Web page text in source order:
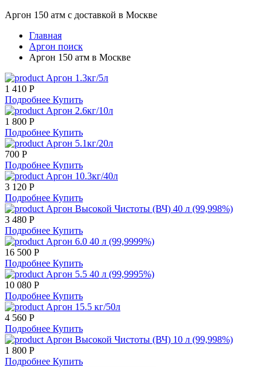
Аргон 150 атм с доставкой в Москве
Главная
Аргон поиск
Аргон 150 атм в Москве
Аргон 1.3кг/5л
1 410 Р
Подробнее Купить
Аргон 2.6кг/10л
1 800 Р
Подробнее Купить
Аргон 5.1кг/20л
700 Р
Подробнее Купить
Аргон 10.3кг/40л
3 120 Р
Подробнее Купить
Аргон Высокой Чистоты (ВЧ) 40 л (99,998%)
3 480 Р
Подробнее Купить
Аргон 6.0 40 л (99,9999%)
16 500 Р
Подробнее Купить
Аргон 5.5 40 л (99,9995%)
10 080 Р
Подробнее Купить
Аргон 15.5 кг/50л
4 560 Р
Подробнее Купить
Аргон Высокой Чистоты (ВЧ) 10 л (99,998%)
1 800 Р
Подробнее Купить